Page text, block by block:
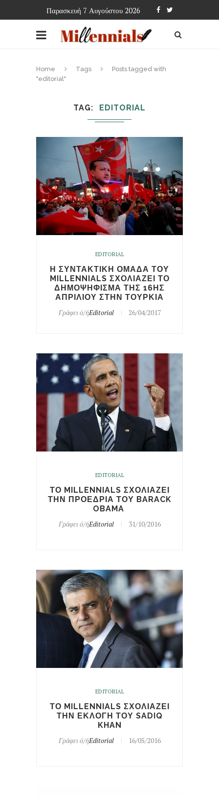
Παρασκευή 7 Αυγούστου 2026
Home Tags
Posts tagged with
"editorial"
TAG EDITORIAL
EDITORIAL
Η ΣΥΝΤΑΚΤΙΚΗ ΟΜΑΔΑ ΤΟΥ
MILLENNIALS ΣΧΟΛΙΑΖΕΙ ΤΟ
ΔΗΜΟΨΗΦΙΣΜΑ ΤΗΣ 16ΗΣ
ΑΠΡΙΛΙΟΥ ΣΤΗΝ ΤΟΥΡΚΙΑ
Γράφει ό/ήEditorial 26/04/2017
EDITORIAL
ΤΟ MILLENNIALS ΣΧΟΛΙΑΖΕΙ
ΤΗΝ ΠΡΟΕΔΡΙΑ ΤΟΥ BARACK
OBAMA
Γράφει ό/ήEditorial 31/10/2016
EDITORIAL
ΤΟ MILLENNIALS ΣΧΟΛΙΑΖΕΙ
ΤΗΝ ΕΚΛΟΓΗ ΤΟΥ SADIQ
KHAN
Γράφει ό/ήEditorial 16/05/2016